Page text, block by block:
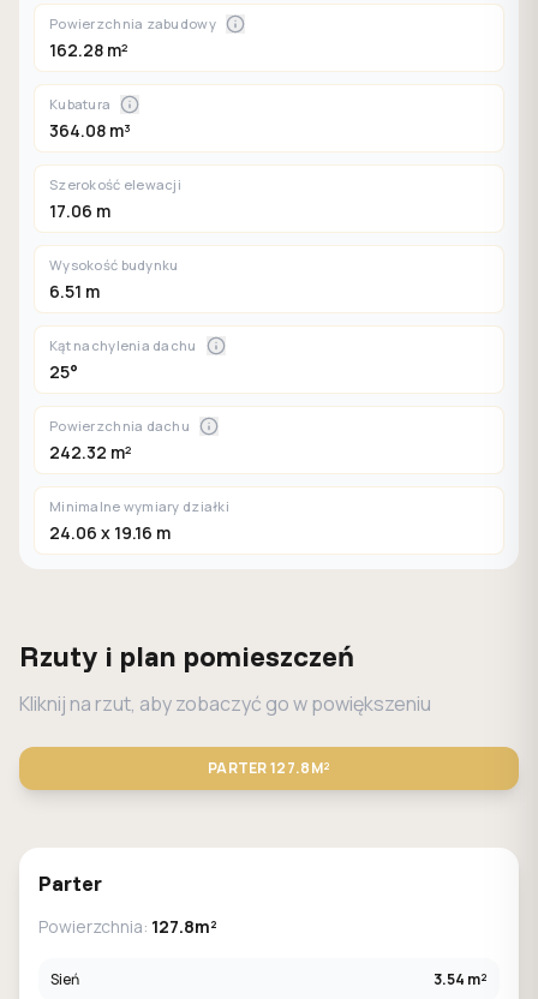
Powierzchnia zabudowy
162.28 m²
Kubatura
364.08 m³
Szerokość elewacji
17.06 m
Wysokość budynku
6.51 m
Kąt nachylenia dachu
25°
Powierzchnia dachu
242.32 m²
Minimalne wymiary działki
24.06 x 19.16 m
Rzuty i plan pomieszczeń
Kliknij na rzut, aby zobaczyć go w powiększeniu
PARTER127.8M²
Parter
Powierzchnia: 127.8m²
Sień 3.54 m²